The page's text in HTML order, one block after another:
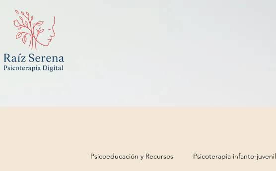
Psicoeducación y Recursos Psicoterapia infanto-juvenil